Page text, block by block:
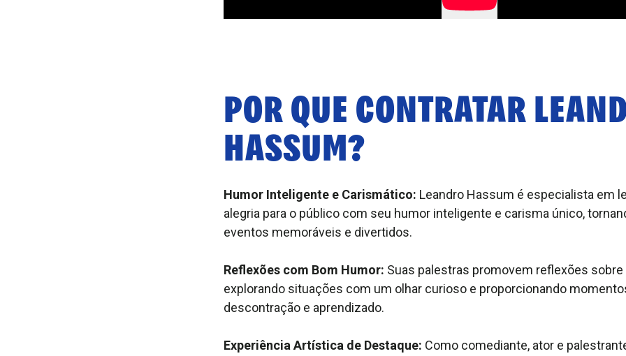
POR QUE CONTRATAR
HASSUM?
Humor Inteligente e Carismático: Leandro Hassum é especialista em
alegria para o público com seu humor inteligente e carisma único,
eventos memoráveis e divertidos.
Reflexões com Bom Humor: Suas palestras promovem reflexões sobre
explorando situações com um olhar curioso e proporcionando
descontração e aprendizado.
Experiência Artística de Destaque: Como comediante, ator e